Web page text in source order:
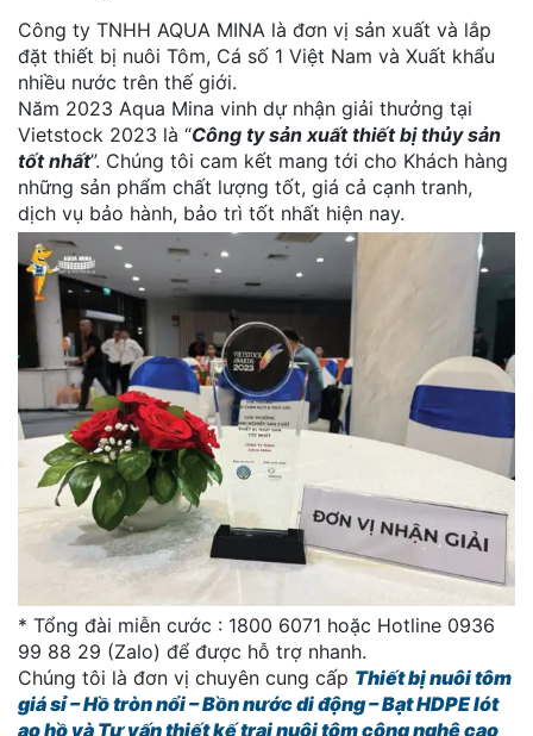
Công ty TNHH AQUA MINA là đơn vị sản xuất và lắp
đặt thiết bị nuôi Tôm, Cá số 1 Việt Nam và Xuất khẩu
nhiều nước trên thế giới.
Năm 2023 Aqua Mina vinh dự nhận giải thưởng tại
Vietstock 2023 là “Công ty sản xuất thiết bị thủy sản
tốt nhất”. Chúng tôi cam kết mang tới cho Khách hàng
những sản phẩm chất lượng tốt, giá cả cạnh tranh,
dịch vụ bảo hành, bảo trì tốt nhất hiện nay.
* Tổng đài miễn cước : 1800 6071 hoặc Hotline 0936
99 88 29 (Zalo) để được hỗ trợ nhanh.
Chúng tôi là đơn vị chuyên cung cấp Thiết bị nuôi tôm
giá sỉ – Hồ tròn nổi – Bồn nước di động – Bạt HDPE lót
ao hồ và Tư vấn thiết kế trại nuôi tôm công nghệ cao